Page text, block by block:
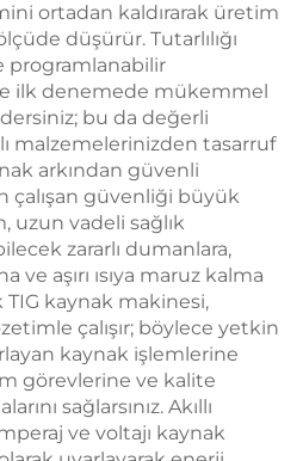
ortadan kaldırarak üretim
düşürür. Tutarlılığı
programlanabilir
ilk denemede mükemmel
bu da değerli
malzemelerinizden tasarruf
arkından güvenli
çalışan güvenliği büyük
uzun vadeli sağlık
zararlı dumanlara,
ve aşırı ısıya maruz kalma
TIG kaynak makinesi,
çalışır; böylece yetkin
kaynak işlemlerine
görevlerine ve kalite
sağlarsınız. Akıllı
ve voltajı kaynak